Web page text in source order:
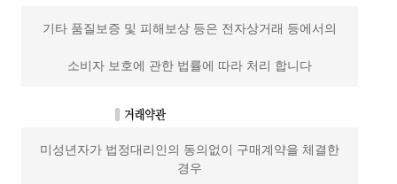
기타 품질보증 및 피해보상 등은 전자상거래 등에서의
소비자 보호에 관한 법률에 따라 처리 합니다
미성년자가 법정대리인의 동의없이 구매계약을 체결한
경우